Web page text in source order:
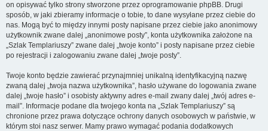
on opisywać tylko strony stworzone przez oprogramowanie phpBB. Drugi
sposób, w jaki zbieramy informacje o tobie, to dane wysyłane przez ciebie do
nas. Mogą być to między innymi posty napisane przez ciebie jako anonimowy
użytkownik zwane dalej „anonimowe posty”, konta użytkownika założone na
„Szlak Templariuszy” zwane dalej „twoje konto” i posty napisane przez ciebie
po rejestracji i zalogowaniu zwane dalej „twoje posty”.
Twoje konto będzie zawierać przynajmniej unikalną identyfikacyjną nazwę
zwaną dalej „twoja nazwa użytkownika”, hasło używane do logowania zwane
dalej „twoje hasło” i osobisty aktywny adres e-mail zwany dalej „twój adres e-
mail”. Informacje podane dla twojego konta na „Szlak Templariuszy” są
chronione przez prawa dotyczące ochrony danych osobowych w państwie, w
którym stoi nasz serwer. Mamy prawo wymagać podania dodatkowych